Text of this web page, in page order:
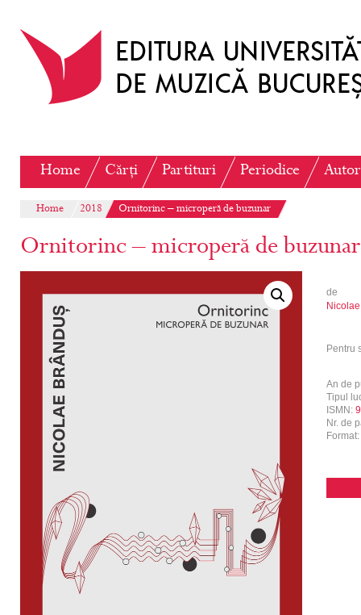
Home Cărți Partituri Periodice
Home 2018 Ornitorinc – microperă de buzunar
Ornitorinc – microperă de buzunar
de
Pentru
An de
Tipul
ISMN:
Nr. de
Format: